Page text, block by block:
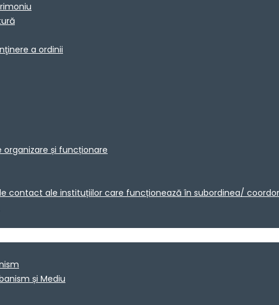
a ordinii
organizare și funcționare
contact ale instituțiilor care funcționează în subordinea/
și Mediu